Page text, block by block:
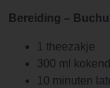
Bereiding –
1 theezakje
300 ml
10 minuten